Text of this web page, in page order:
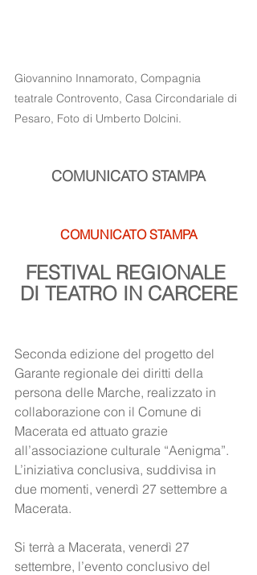
Giovannino Innamorato, Compagnia
teatrale Controvento, Casa Circondariale di
Pesaro, Foto di Umberto Dolcini.
COMUNICATO STAMPA
COMUNICATO STAMPA
FESTIVAL REGIONALE
DI TEATRO IN CARCERE
Seconda edizione del progetto del
Garante regionale dei diritti della
persona delle Marche, realizzato in
collaborazione con il Comune di
Macerata ed attuato grazie
all’associazione culturale “Aenigma”.
L’iniziativa conclusiva, suddivisa in
due momenti, venerdì 27 settembre a
Macerata.
Si terrà a Macerata, venerdì 27
settembre, l’evento conclusivo del